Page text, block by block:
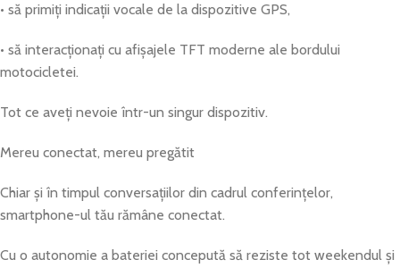
• să primiți indicații vocale de la dispozitive GPS,
• să interacționați cu afișajele TFT moderne ale bordului
motocicletei.
Tot ce aveți nevoie într-un singur dispozitiv.
Mereu conectat, mereu pregătit
Chiar și în timpul conversațiilor din cadrul conferințelor,
smartphone-ul tău rămâne conectat.
Cu o autonomie a bateriei concepută să reziste tot weekendul și